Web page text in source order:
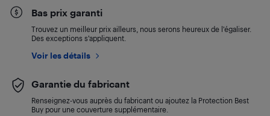
Bas prix garanti
Trouvez un meilleur prix ailleurs, nous serons heureux de l’égaliser.
Des exceptions s’appliquent.
Voir les détails
Garantie du fabricant
Renseignez-vous auprès du fabricant ou ajoutez la Protection Best
Buy pour une couverture supplémentaire.